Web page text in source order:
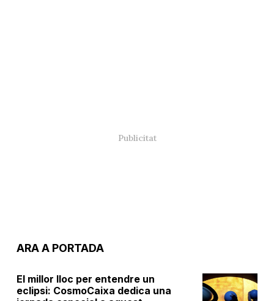
ARA A PORTADA
El millor lloc per entendre un
eclipsi: CosmoCaixa dedica una